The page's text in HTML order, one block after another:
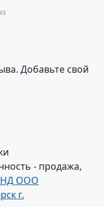
Добавьте свой
- продажа,
ООО
г.